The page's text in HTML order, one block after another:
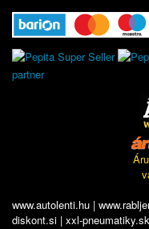
partner
www.autolenti.hu |
diskont.si | xxl-pneumatiky.sk